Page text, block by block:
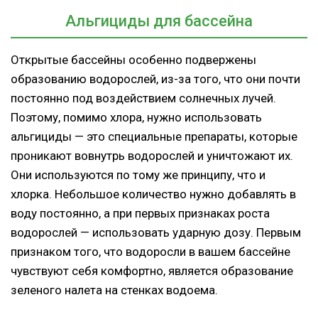
Альгициды для бассейна
Открытые бассейны особенно подвержены
образованию водорослей, из-за того, что они почти
постоянно под воздействием солнечных лучей.
Поэтому, помимо хлора, нужно использовать
альгициды — это специальные препараты, которые
проникают вовнутрь водорослей и уничтожают их.
Они используются по тому же принципу, что и
хлорка. Небольшое количество нужно добавлять в
воду постоянно, а при первых признаках роста
водорослей — использовать ударную дозу. Первым
признаком того, что водоросли в вашем бассейне
чувствуют себя комфортно, является образование
зеленого налета на стенках водоема.